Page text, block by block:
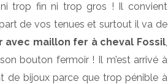
ni trop fin ni trop gros ! Il convient
de vos tenues et surtout il va de
avec maillon fer à cheval Fossil,
bouton fermoir ! Il m’est arrivé à
de bijoux parce que trop pénible à